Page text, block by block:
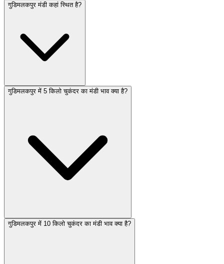
गुडिमलकपुर मंडी कहां स्थित है?
गुडिमलकपुर में 5 किलो चुकंदर का मंडी भाव क्या है?
गुडिमलकपुर में 10 किलो चुकंदर का मंडी भाव क्या है?